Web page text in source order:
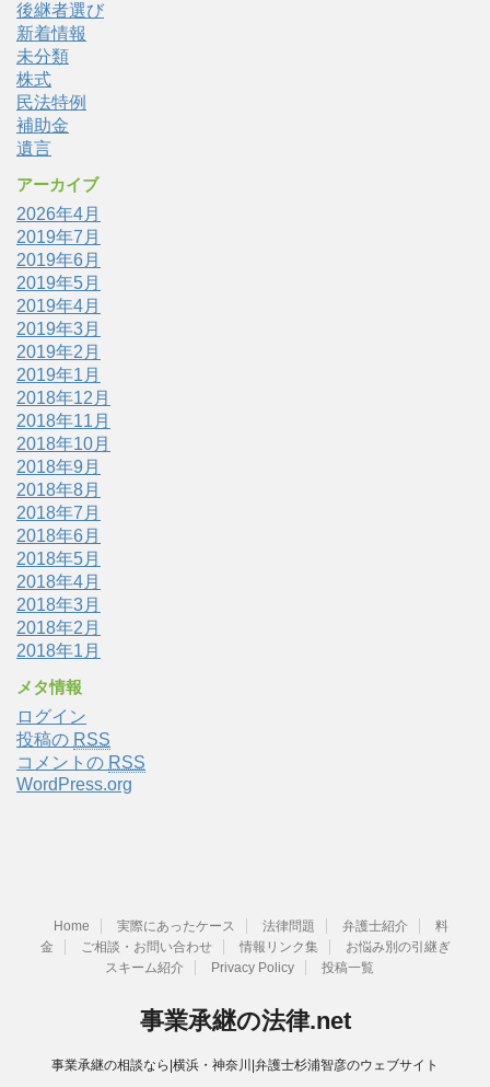
後継者選び
新着情報
未分類
株式
民法特例
補助金
遺言
アーカイブ
2026年4月
2019年7月
2019年6月
2019年5月
2019年4月
2019年3月
2019年2月
2019年1月
2018年12月
2018年11月
2018年10月
2018年9月
2018年8月
2018年7月
2018年6月
2018年5月
2018年4月
2018年3月
2018年2月
2018年1月
メタ情報
ログイン
投稿の RSS
コメントの RSS
WordPress.org
Home 実際にあったケース 法律問題 弁護士紹介
料
金
ご相談・お問い合わせ 情報リンク集
お悩み別の引継ぎ
スキーム紹介
Privacy Policy 投稿一覧
事業承継の法律.net
事業承継の相談なら|横浜・神奈川|弁護士杉浦智彦のウェブサイト